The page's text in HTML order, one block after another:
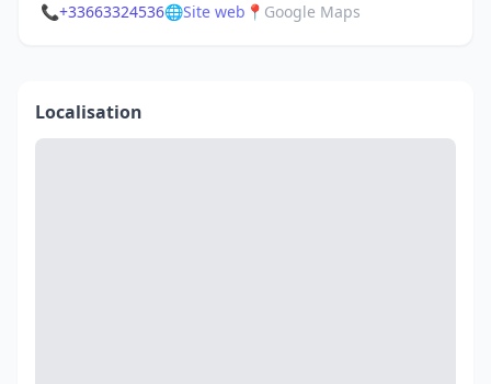
📞+33663324536🌐Site web 📍 Google Maps
Localisation